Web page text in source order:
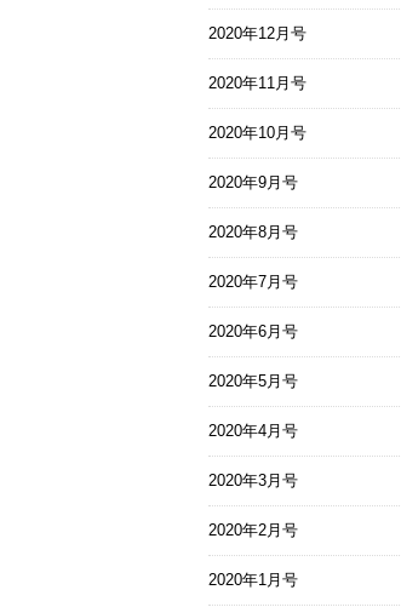
2020年12月号
2020年11月号
2020年10月号
2020年9月号
2020年8月号
2020年7月号
2020年6月号
2020年5月号
2020年4月号
2020年3月号
2020年2月号
2020年1月号